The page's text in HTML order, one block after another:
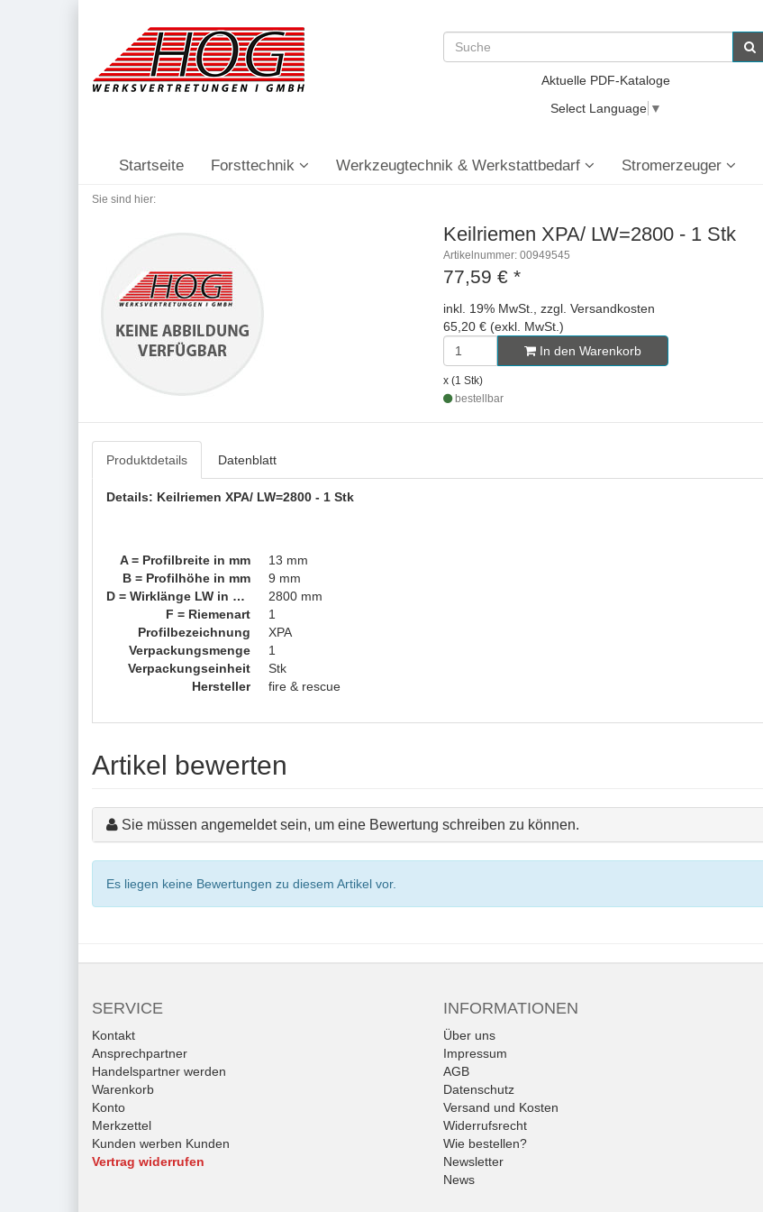
Aktuelle PDF-Kataloge
Select Language ▼
Startseite Forsttechnik Werkzeugtechnik & Werkstattbedarf Stromerzeuger
Sie sind hier:
Keilriemen XPA/ LW=2800 - 1 Stk
Artikelnummer: 00949545
77,59 € *
inkl. 19% MwSt., zzgl. Versandkosten
65,20 € (exkl. MwSt.)
In den Warenkorb
x (1 Stk)
bestellbar
Produktdetails Datenblatt
Details: Keilriemen XPA/ LW=2800 - 1 Stk
A = Profilbreite in mm
13 mm
B = Profilhöhe in mm
9 mm
D = Wirklänge LW in mm
2800 mm
F = Riemenart
1
Profilbezeichnung
XPA
Verpackungsmenge
1
Verpackungseinheit
Stk
Hersteller
fire & rescue
Artikel bewerten
Sie müssen angemeldet sein, um eine Bewertung schreiben zu können.
Es liegen keine Bewertungen zu diesem Artikel vor.
SERVICE
Kontakt
Ansprechpartner
Handelspartner werden
Warenkorb
Konto
Merkzettel
Kunden werben Kunden
Vertrag widerrufen
INFORMATIONEN
Über uns
Impressum
AGB
Datenschutz
Versand und Kosten
Widerrufsrecht
Wie bestellen?
Newsletter
News